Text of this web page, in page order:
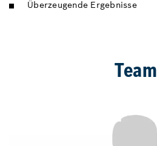
Überzeugende Ergebnisse
Team